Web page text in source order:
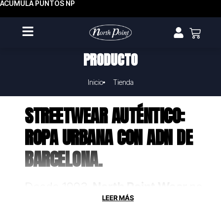
ACUMULA PUNTOS NP
PRODUCTO
Inicio Tienda
STREETWEAR AUTÉNTICO:
ROPA URBANA CON ADN DE
BARCELONA.
solo fabrica ropa, crea uniformes